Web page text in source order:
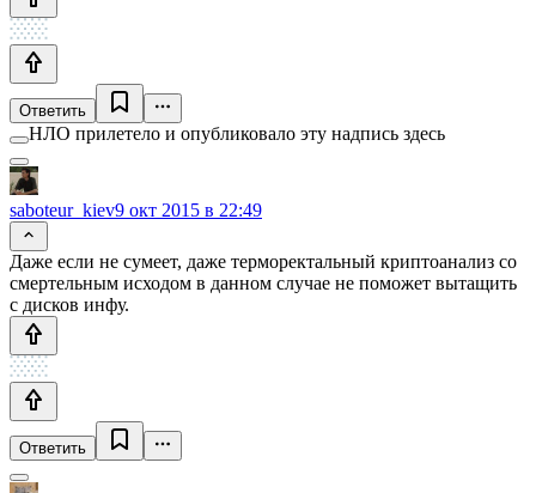
Ответить
НЛО прилетело и опубликовало эту надпись здесь
saboteur_kiev9 окт 2015 в 22:49
Даже если не сумеет, даже терморектальный криптоанализ со
смертельным исходом в данном случае не поможет вытащить
с дисков инфу.
Ответить